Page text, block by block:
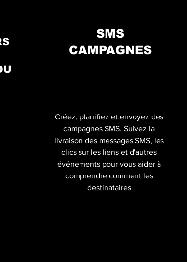
SMS
CAMPAGNES
Créez, planifiez et envoyez des
campagnes SMS. Suivez la
livraison des messages SMS, les
clics sur les liens et d'autres
événements pour vous aider à
comprendre comment les
destinataires